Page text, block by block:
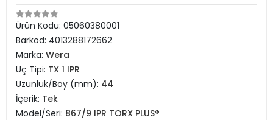
Ürün Kodu: 05060380001
Barkod: 4013288172662
Marka: Wera
Uç Tipi: TX 1 IPR
Uzunluk/Boy (mm): 44
İçerik: Tek
Model/Seri: 867/9 IPR TORX PLUS®